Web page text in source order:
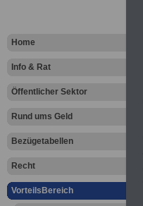
Home
Info & Rat
Öffentlicher Sektor
Rund ums Geld
Bezügetabellen
Recht
VorteilsBereich